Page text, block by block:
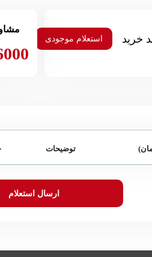
استعلام موجودی
توضیحات
ارسال استعلام